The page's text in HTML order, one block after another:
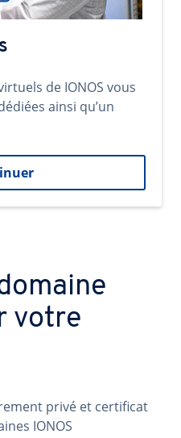
de IONOS vous
ainsi qu’un
votre
privé et certificat
IONOS